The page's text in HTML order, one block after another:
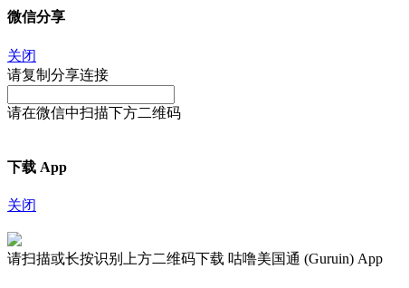
微信分享
关闭
请复制分享连接
请在微信中扫描下方二维码
下载 App
关闭
请扫描或长按识别上方二维码下载 咕噜美国通 (Guruin) App